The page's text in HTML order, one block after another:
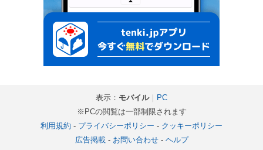
表示： モバイル｜
PC
※PCの閲覧は一部制限されます
利用規約 - プライバシーポリシー - クッキーポリシー
広告掲載- お問い合わせ- ヘルプ